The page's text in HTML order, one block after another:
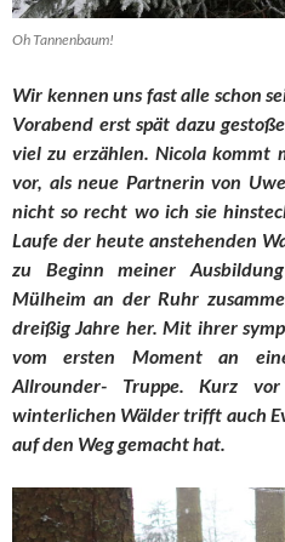
Oh Tannenbaum!
Wir kennen uns fast alle schon
Vorabend erst spät dazu
viel zu erzählen. Nicola kommt
vor, als neue Partnerin von
nicht so recht wo ich sie
Laufe der heute anstehenden
zu Beginn meiner
Mülheim an der Ruhr
dreißig Jahre her. Mit ihrer
vom ersten Moment an
Allrounder- Truppe. Kurz
winterlichen Wälder trifft auch
auf den Weg gemacht hat.